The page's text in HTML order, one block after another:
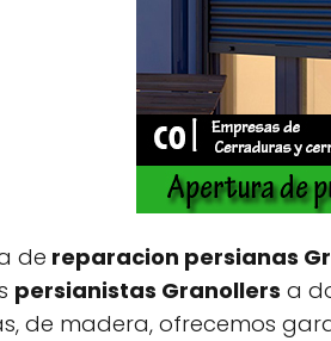
de reparacion persianas
persianistas Granollers a
de madera, ofrecemos